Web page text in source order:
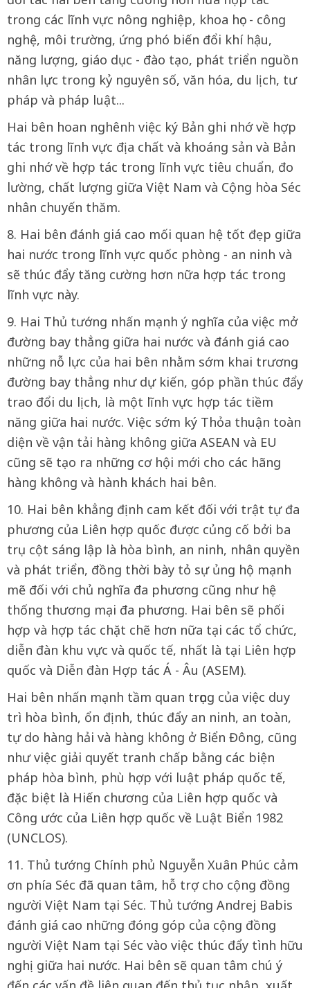
trong các lĩnh vực nông nghiệp, khoa học - công
nghệ, môi trường, ứng phó biến đổi khí hậu,
năng lượng, giáo dục - đào tạo, phát triển nguồn
nhân lực trong kỷ nguyên số, văn hóa, du lịch, tư
pháp và pháp luật...
Hai bên hoan nghênh việc ký Bản ghi nhớ về hợp
tác trong lĩnh vực địa chất và khoáng sản và Bản
ghi nhớ về hợp tác trong lĩnh vực tiêu chuẩn, đo
lường, chất lượng giữa Việt Nam và Cộng hòa Séc
nhân chuyến thăm.
8. Hai bên đánh giá cao mối quan hệ tốt đẹp giữa
hai nước trong lĩnh vực quốc phòng - an ninh và
sẽ thúc đẩy tăng cường hơn nữa hợp tác trong
lĩnh vực này.
9. Hai Thủ tướng nhấn mạnh ý nghĩa của việc mở
đường bay thẳng giữa hai nước và đánh giá cao
những nỗ lực của hai bên nhằm sớm khai trương
đường bay thẳng như dự kiến, góp phần thúc đẩy
trao đổi du lịch, là một lĩnh vực hợp tác tiềm
năng giữa hai nước. Việc sớm ký Thỏa thuận toàn
diện về vận tải hàng không giữa ASEAN và EU
cũng sẽ tạo ra những cơ hội mới cho các hãng
hàng không và hành khách hai bên.
10. Hai bên khẳng định cam kết đối với trật tự đa
phương của Liên hợp quốc được củng cố bởi ba
trụ cột sáng lập là hòa bình, an ninh, nhân quyền
và phát triển, đồng thời bày tỏ sự ủng hộ mạnh
mẽ đối với chủ nghĩa đa phương cũng như hệ
thống thương mại đa phương. Hai bên sẽ phối
hợp và hợp tác chặt chẽ hơn nữa tại các tổ chức,
diễn đàn khu vực và quốc tế, nhất là tại Liên hợp
quốc và Diễn đàn Hợp tác Á - Âu (ASEM).
Hai bên nhấn mạnh tầm quan trọng của việc duy
trì hòa bình, ổn định, thúc đẩy an ninh, an toàn,
tự do hàng hải và hàng không ở Biển Đông, cũng
như việc giải quyết tranh chấp bằng các biện
pháp hòa bình, phù hợp với luật pháp quốc tế,
đặc biệt là Hiến chương của Liên hợp quốc và
Công ước của Liên hợp quốc về Luật Biển 1982
(UNCLOS).
11. Thủ tướng Chính phủ Nguyễn Xuân Phúc cảm
ơn phía Séc đã quan tâm, hỗ trợ cho cộng đồng
người Việt Nam tại Séc. Thủ tướng Andrej Babis
đánh giá cao những đóng góp của cộng đồng
người Việt Nam tại Séc vào việc thúc đẩy tình hữu
nghị giữa hai nước. Hai bên sẽ quan tâm chú ý